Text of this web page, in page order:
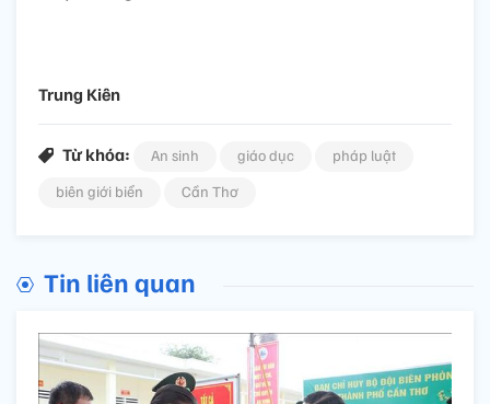
Trung Kiên
Từ khóa: An sinh giáo dục
pháp luật
biên giới biển
Cần Thơ
Tin liên quan